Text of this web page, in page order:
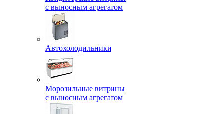
с выносным агрегатом
Автохолодильники
Морозильные витрины
с выносным агрегатом